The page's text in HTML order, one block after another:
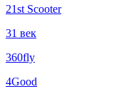
21st Scooter
31 век
360fly
4Good